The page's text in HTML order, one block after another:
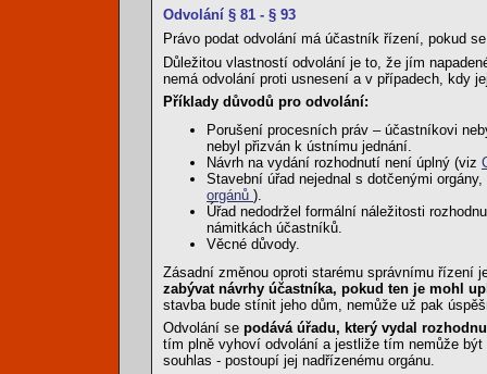
Odvolání § 81 - § 93
Právo podat odvolání má účastník řízení, pokud
Důležitou vlastností odvolání je to, že jím
nemá odvolání proti usnesení a v případech, kdy
Příklady důvodů pro odvolání:
Porušení procesních práv – účastníkovi
nebyl přizván k ústnímu jednání.
Návrh na vydání rozhodnutí není úplný (viz
Stavební úřad nejednal s dotčenými
orgánů ).
Úřad nedodržel formální náležitosti
námitkách účastníků.
Věcné důvody.
Zásadní změnou oproti starému správnímu řízení
zabývat návrhy účastníka, pokud ten je mohl
stavba bude stínit jeho dům, nemůže už pak
Odvolání se podává úřadu, který vydal
tím plně vyhoví odvolání a jestliže tím nemůže
souhlas - postoupí jej nadřízenému orgánu.